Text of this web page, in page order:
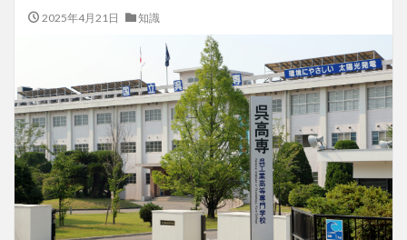
2025年4月21日 知識